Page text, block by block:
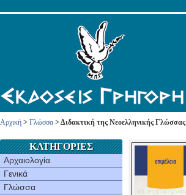
Αρχική > Γλώσσα > Διδακτική της Νεοελληνικής Γλώσσας
ΚΑΤΗΓΟΡΙΕΣ
Αρχαιολογία
Γενικά
Γλώσσα